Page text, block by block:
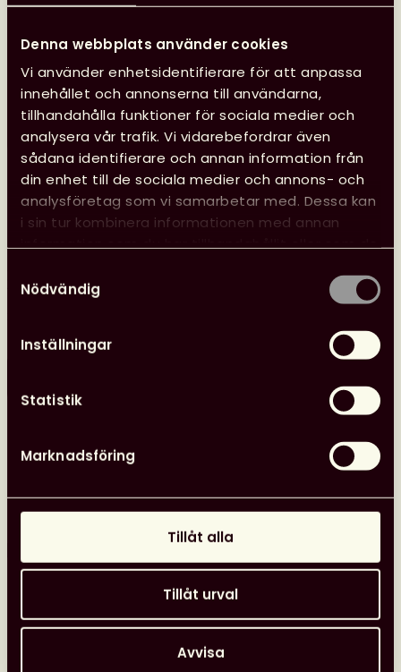
Denna webbplats använder cookies
Vi använder enhetsidentifierare för att anpassa
innehållet och annonserna till användarna,
tillhandahålla funktioner för sociala medier och
analysera vår trafik. Vi vidarebefordrar även
sådana identifierare och annan information från
din enhet till de sociala medier och annons- och
analysföretag som vi samarbetar med. Dessa kan
i sin tur kombinera informationen med annan
information som du har tillhandahållit eller som de
Nödvändig
Inställningar
Statistik
Marknadsföring
Tillåt alla
Tillåt urval
Avvisa
Se Svensk biblioteksförenings
programpunkter i Almedalen
Svensk biblioteksförening anordnade tre
programpunkter under Almedalen med fokus på
biblioteksfrågor, bildning och kultur. Samtalen spelades
Svensk
programpunkter
Almedalen
26 juni, 2026 Nyheter